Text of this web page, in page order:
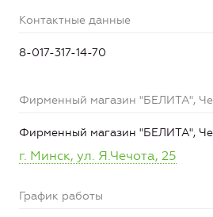
Контактные данные
8-017-317-14-70
Фирменный магазин "БЕЛИТА",
Фирменный магазин "БЕЛИТА",
г. Минск, ул. Я.Чечота, 25
График работы